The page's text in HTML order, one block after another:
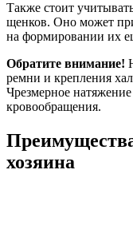
Также стоит
щенков. Оно может
на формировании их
Обратите внимание!
ремни и крепления
Чрезмерное
кровообращения.
хозяина